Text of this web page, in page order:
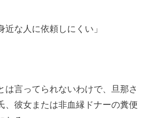
近な人に依頼しにくい」
は言ってられないわけで、旦那さ
、彼女または非血縁ドナーの糞便